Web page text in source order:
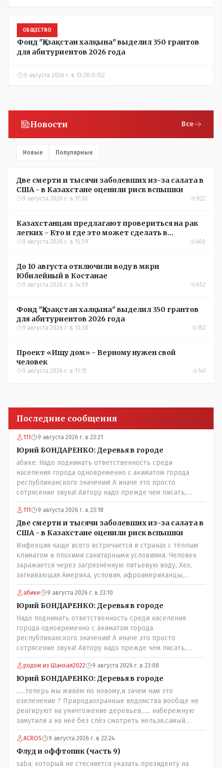
ОБЩЕСТВО
Фонд "Қазақстан халқына" выделил 350 грантов
для абитуриентов 2026 года
9 августа 2026 г. в 13:38 152
Новости Все
Новые Популярные
Две смерти и тысячи заболевших из-за салата в
США - в Казахстане оценили риск вспышки
9 августа 2026 г. в 17:30 922
Казахстанцам предлагают провериться на рак
легких - Кто и где это может сделать в
Костанайской области
9 августа 2026 г. в 15:59 460
До 10 августа отключили воду в мкрн
Юбилейный в Костанае
9 августа 2026 г. в 14:59 652
Фонд "Қазақстан халқына" выделил 350 грантов
для абитуриентов 2026 года
9 августа 2026 г. в 13:38 152
Проект «Ищу дом» - Верному нужен свой
человек
9 августа 2026 г. в 11:15 141
Последние сообщения
111 9 августа 2026 г. в 23:21
Юрий БОНДАРЕНКО: Деревья в городе
абике: Надо поднимать ответственность среди
населения города одновременно с акиматом города
республиканского значения! А иначе это просто
сотрясение звука! Автору надо прежде чем писать,
необходимо самому обратиться в ЖКХ акимата и
разобраться прежде чем своей статьей провоцировать
население города!Согласен всецело!
111 9 августа 2026 г. в 23:18
Две смерти и тысячи заболевших из-за салата в
США - в Казахстане оценили риск вспышки
Инфекция чаще всего встречается в странах с тёплым
климатом и плохими санитарными условиями. Человек
заражается через загрязнённую питьевую воду, Хех,
загнивающая Америка, условия, афроамериканцы,
грязная вода, отсутствие страховок, нечистоплотные
мигранты и прочее.. Лучше России и Казахстана жить
негде..
абике 9 августа 2026 г. в 23:10
Юрий БОНДАРЕНКО: Деревья в городе
Надо поднимать ответственность среди населения
города одновременно с акиматом города
республиканского значения! А иначе это просто
сотрясение звука! Автору надо прежде чем писать,
необходимо самому обратиться в ЖКХ акимата и
разобраться прежде чем своей статьей провоцировать
население города!
родом из Шанхая2022 9 августа 2026 г. в 23:08
Юрий БОНДАРЕНКО: Деревья в городе
......теперь мы живём по новому,и зачем нам это
озеленение ? Природаохранные ведомства вообще не
реагируют на уничтожение деревьев...... набережную
замутили а на неё без слёз смотреть нельзя,самый
наивысший уровень рукопопства наших
строителей"специалистов",как исторические здания
сносить пожалуйста ,а как на века построить слабо.....Вы
вот господин Бондаренко большой учёный прошлись
ACROS 9 августа 2026 г. в 22:24
Флуд и оффтопик (часть 9)
saba: который не стесняется указать президенту на